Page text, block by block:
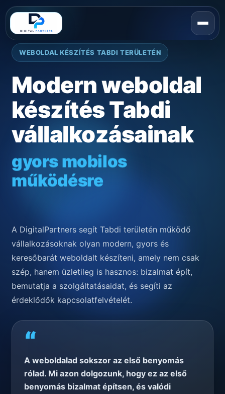
WEBOLDAL KÉSZÍTÉS TABDI TERÜLETÉN
Modern weboldal
készítés Tabdi
vállalkozásainak
gyors mobilos
működésre
A DigitalPartners segít Tabdi területén működő
vállalkozásoknak olyan modern, gyors és
keresőbarát weboldalt készíteni, amely nem csak
szép, hanem üzletileg is hasznos: bizalmat épít,
bemutatja a szolgáltatásaidat, és segíti az
érdeklődők kapcsolatfelvételét.
“
A weboldalad sokszor az első benyomás
rólad. Mi azon dolgozunk, hogy ez az első
benyomás bizalmat építsen, és valódi